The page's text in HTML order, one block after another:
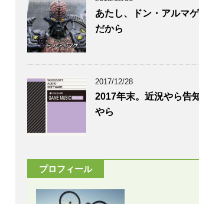
あたし、ドン・アルマゲ
だから
2017/12/28
2017年末。近況やら告
やら
プロフィール